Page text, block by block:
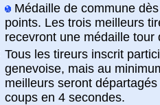
Médaille de commune
points. Les trois meilleurs
recevront une médaille tour
Tous les tireurs inscrit
genevoise, mais au
meilleurs seront
coups en 4 secondes.